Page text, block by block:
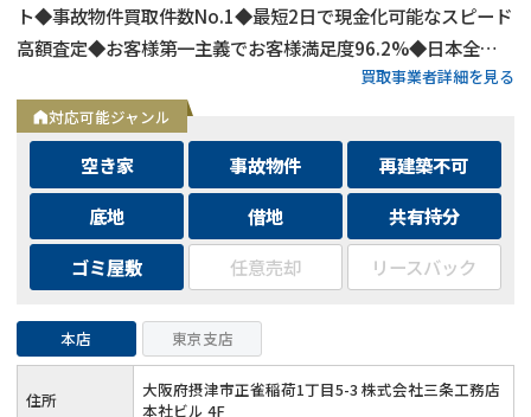
ト◆事故物件買取件数No.1◆最短2日で現金化可能なスピード
高額査定◆お客様第一主義でお客様満足度96.2%◆日本全国
買取事業者詳細を見る
対応可能ジャンル
空き家 事故物件
再建築不可
底地
借地
共有持分
ゴミ屋敷
任意売却 リースバック
本店 東京支店
住所
大阪府摂津市正雀稲荷1丁目5-3 株式会社三条工務店
本社ビル 4F